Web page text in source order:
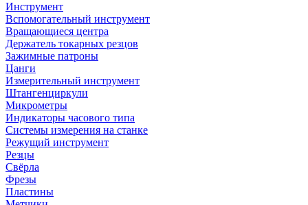
Инструмент
Вспомогательный инструмент
Вращающиеся центра
Держатель токарных резцов
Зажимные патроны
Цанги
Измерительный инструмент
Штангенциркули
Микрометры
Индикаторы часового типа
Системы измерения на станке
Режущий инструмент
Резцы
Свёрла
Фрезы
Пластины